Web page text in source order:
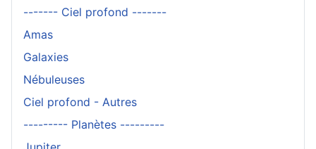
------- Ciel profond -------
Amas
Galaxies
Nébuleuses
Ciel profond - Autres
--------- Planètes ---------